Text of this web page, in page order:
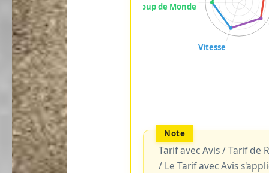
Tarif avec Avis / Tarif de
/ Le Tarif avec Avis